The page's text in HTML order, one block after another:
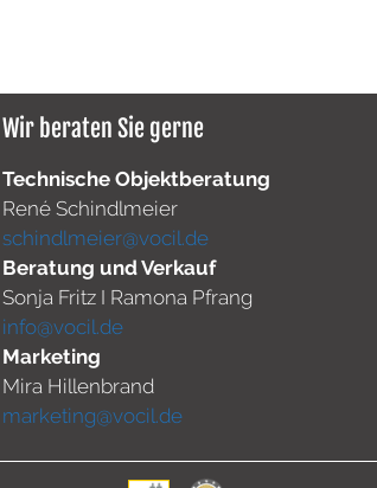
Wir beraten Sie gerne
Technische Objektberatung
René Schindlmeier
schindlmeier@vocil.de
Beratung und Verkauf
Sonja Fritz I Ramona Pfrang
info@vocil.de
Marketing
Mira Hillenbrand
marketing@vocil.de